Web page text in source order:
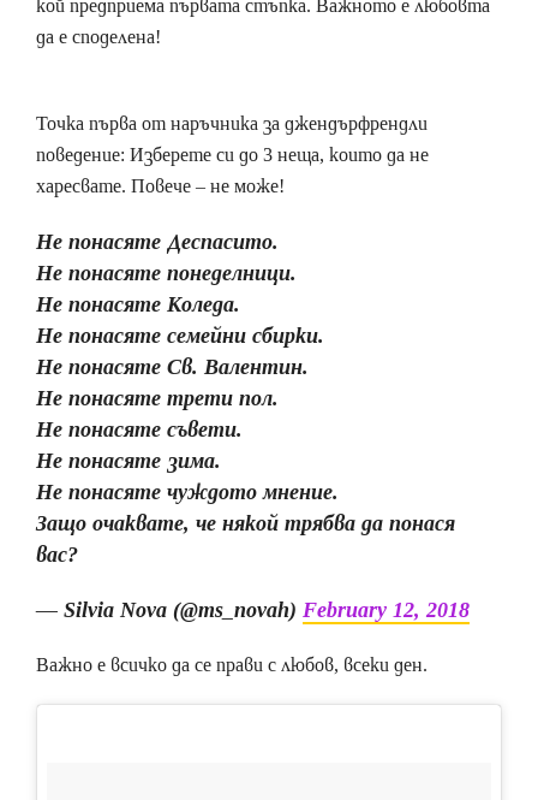
кой предприема първата стъпка. Важното е любовта
да е споделена!
Точка първа от наръчника за джендърфрендли
поведение: Изберете си до 3 неща, които да не
харесвате. Повече – не може!
Не понасяте Деспасито.
Не понасяте понеделници.
Не понасяте Коледа.
Не понасяте семейни сбирки.
Не понасяте Св. Валентин.
Не понасяте трети пол.
Не понасяте съвети.
Не понасяте зима.
Не понасяте чуждото мнение.
Защо очаквате, че някой трябва да понася
вас?
— Silvia Nova (@ms_novah) February 12, 2018
Важно е всичко да се прави с любов, всеки ден.